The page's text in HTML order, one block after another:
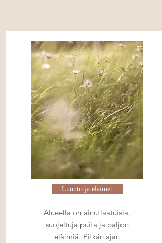
Luonto ja eläimet
Alueella on ainutlaatuisia,
suojeltuja puita ja paljon
eläimiä. Pitkän ajan